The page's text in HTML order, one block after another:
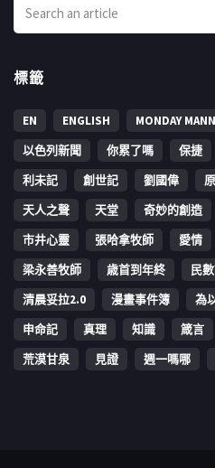
標籤
EN ENGLISH MONDAY
以色列新聞
你累了嗎 保捷
利未記
創世記 劉國偉
天人之聲
天堂 奇妙的創造
市井心靈
張哈拿牧師 愛情
梁永善牧師
歳首到年終 民
清晨妥拉2.0
漫畫事件簿 為
申命記
真理 知識 箴言
荒漠甘泉
見證 週一嗎哪